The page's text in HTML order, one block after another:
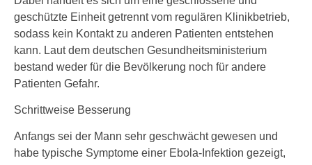
geschützte Einheit getrennt vom regulären Klinikbetrieb,
sodass kein Kontakt zu anderen Patienten entstehen
kann. Laut dem deutschen Gesundheitsministerium
bestand weder für die Bevölkerung noch für andere
Patienten Gefahr.
Schrittweise Besserung
Anfangs sei der Mann sehr geschwächt gewesen und
habe typische Symptome einer Ebola-Infektion gezeigt,